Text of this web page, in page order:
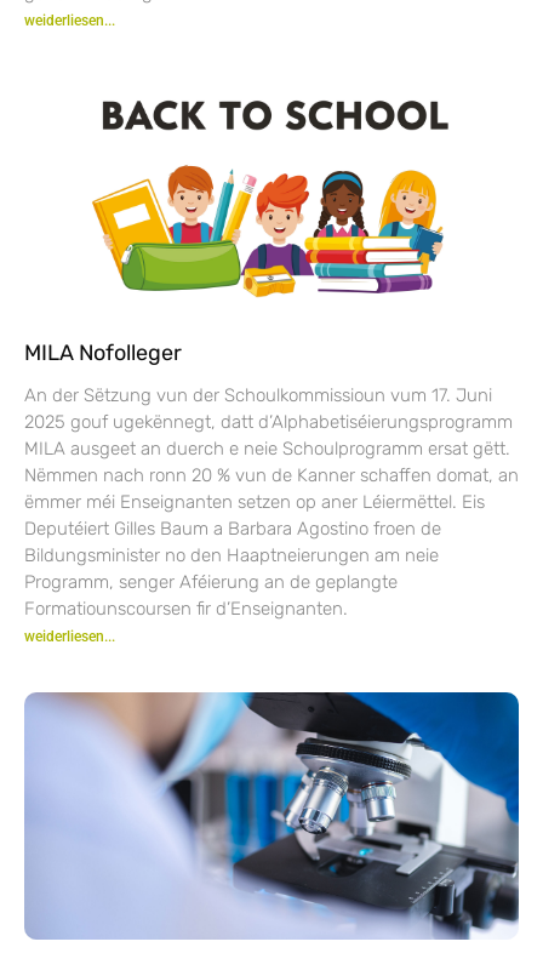
weiderliesen...
MILA Nofolleger
An der Sëtzung vun der Schoulkommissioun vum 17. Juni
2025 gouf ugekënnegt, datt d’Alphabetiséierungsprogramm
MILA ausgeet an duerch e neie Schoulprogramm ersat gëtt.
Nëmmen nach ronn 20 % vun de Kanner schaffen domat, an
ëmmer méi Enseignanten setzen op aner Léiermëttel. Eis
Deputéiert Gilles Baum a Barbara Agostino froen de
Bildungsminister no den Haaptneierungen am neie
Programm, senger Aféierung an de geplangte
Formatiounscoursen fir d’Enseignanten.
weiderliesen...